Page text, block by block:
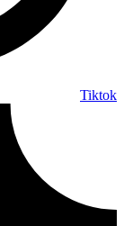
Tiktok